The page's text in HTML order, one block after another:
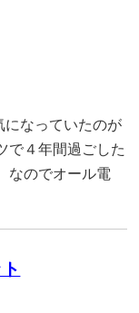
になっていたのが
で４年間過ごした
なのでオール電